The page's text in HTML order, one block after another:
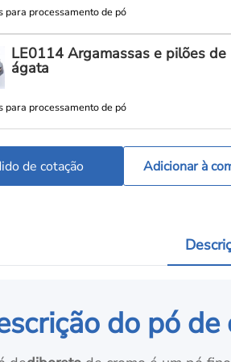
para processamento de pó
LE0114 Argamassas e pilões de
ágata
para processamento de pó
de cotação Adicionar à
do pó